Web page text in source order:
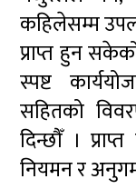
कहिलेसम्म
प्राप्त हुन
स्पष्ट
सहितको
दिन्छौँ ।
नियमन र